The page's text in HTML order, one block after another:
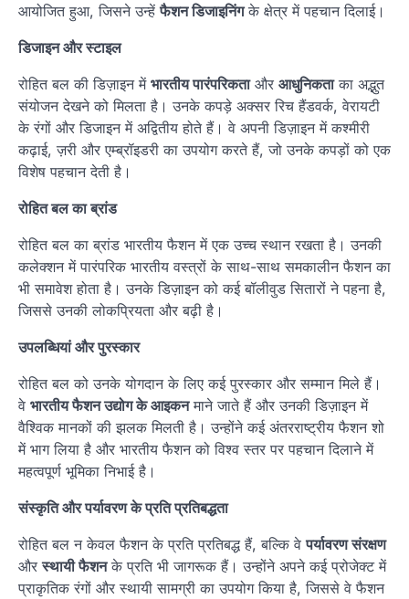
आयोजित हुआ, जिसने उन्हेंफैशन डिजाइनिंगके क्षेत्र में पहचान दिलाई।
डिजाइन और स्टाइल
रोहित बल की डिज़ाइन में भारतीय पारंपरिकताऔर आधुनिकताका अद्भुत
संयोजन देखने को मिलता है। उनके कपड़े अक्सर रिच हैंडवर्क, वेरायटी
के रंगों और डिजाइन में अद्वितीय होते हैं। वे अपनी डिज़ाइन में कश्मीरी
कढ़ाई, ज़री और एम्ब्रॉइडरी का उपयोग करते हैं, जो उनके कपड़ों को एक
विशेष पहचान देती है।
रोहित बल का ब्रांड
रोहित बल का ब्रांड भारतीय फैशन में एक उच्च स्थान रखता है। उनकी
कलेक्शन में पारंपरिक भारतीय वस्त्रों के साथ-साथ समकालीन फैशन का
भी समावेश होता है। उनके डिज़ाइन को कई बॉलीवुड सितारों ने पहना है,
जिससे उनकी लोकप्रियता और बढ़ी है।
उपलब्धियां और पुरस्कार
रोहित बल को उनके योगदान के लिए कई पुरस्कार और सम्मान मिले हैं।
वे भारतीय फैशन उद्योग के आइकनमाने जाते हैं और उनकी डिज़ाइन में
वैश्विक मानकों की झलक मिलती है। उन्होंने कई अंतरराष्ट्रीय फैशन शो
में भाग लिया है और भारतीय फैशन को विश्व स्तर पर पहचान दिलाने में
महत्वपूर्ण भूमिका निभाई है।
संस्कृति और पर्यावरण के प्रति प्रतिबद्धता
रोहित बल न केवल फैशन के प्रति प्रतिबद्ध हैं, बल्कि वेपर्यावरण संरक्षण
औरस्थायी फैशनके प्रति भी जागरूक हैं। उन्होंने अपने कई प्रोजेक्ट में
प्राकृतिक रंगों और स्थायी सामग्री का उपयोग किया है, जिससे वे फैशन